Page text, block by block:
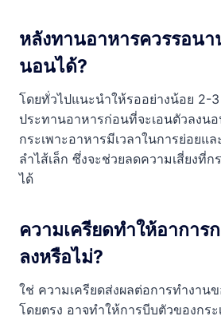
หลังทานอาหารควรรอน
นอนได้?
โดยทั่วไปแนะนำให้รออย่างน้อย 2-
ประทานอาหารก่อนที่จะเอนตัวลงน
กระเพาะอาหารมีเวลาในการย่อยแ
ลำไส้เล็ก ซึ่งจะช่วยลดความเสี่ยงที่
ได้
ความเครียดทำให้อาการ
ลงหรือไม่?
ใช่ ความเครียดส่งผลต่อการทำงาน
โดยตรง อาจทำให้การบีบตัวของกระ